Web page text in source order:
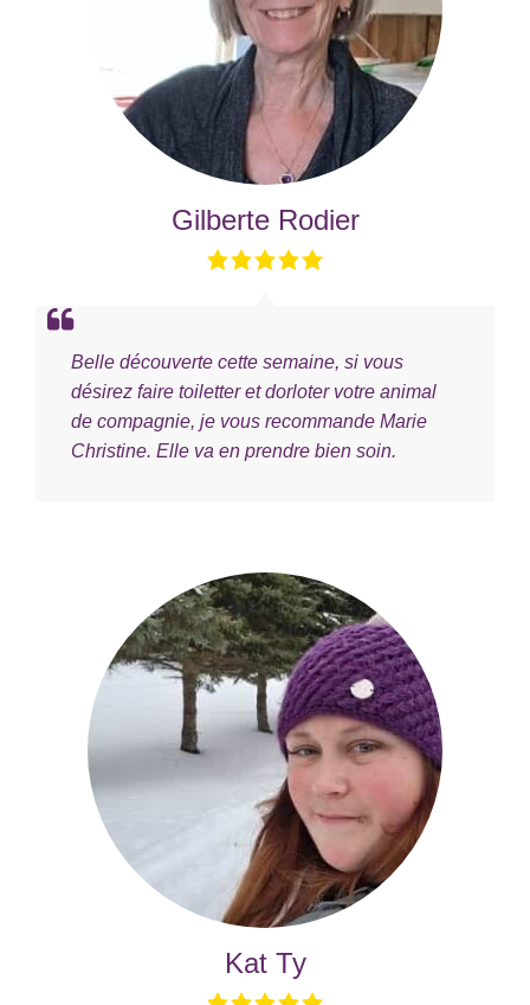
Belle découverte cette semaine, si vous
désirez faire toiletter et dorloter votre animal
de compagnie, je vous recommande Marie
Christine. Elle va en prendre bien soin.
Gilberte Rodier
Kat Ty